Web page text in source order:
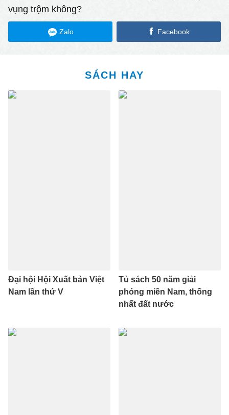
vụng trộm không?
Zalo Facebook
SÁCH HAY
Đại hội Hội Xuất bản Việt
Nam lần thứ V
Tủ sách 50 năm giải
phóng miền Nam, thống
nhất đất nước